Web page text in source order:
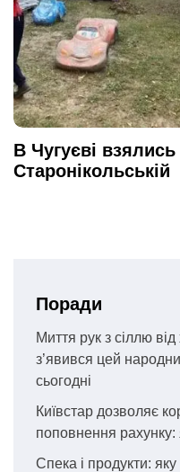
В Чугуєві
Старонікольській
Поради
Миття рук з сіллю від
з’явився цей
сьогодні
Київстар дозволяє
поповнення
Спека і продукти: